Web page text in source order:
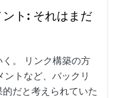
ト: それはまだ
。 リンク構築の方
トなど、バックリ
だと考えられていた